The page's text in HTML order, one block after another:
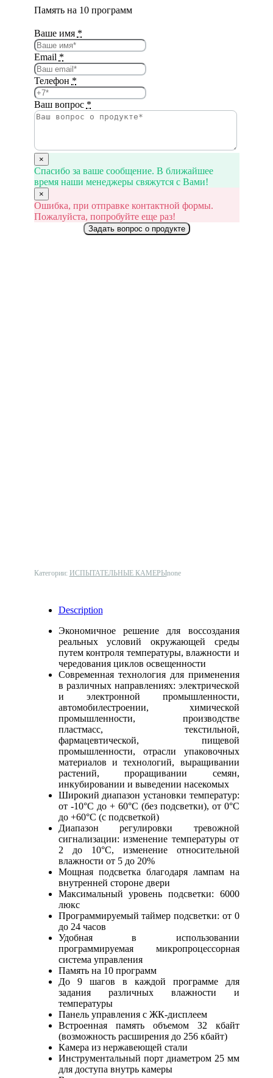
Память на 10 программ
Ваше имя *
Email *
Телефон *
Ваш вопрос *
×
Спасибо за ваше сообщение. В ближайшее
время наши менеджеры свяжутся с Вами!
×
Ошибка, при отправке контактной формы.
Пожалуйста, попробуйте еще раз!
Задать вопрос о продукте
Категории: ИСПЫТАТЕЛЬНЫЕ КАМЕРЫnone
Description
Экономичное решение для воссоздания
реальных условий окружающей среды
путем контроля температуры, влажности и
чередования циклов освещенности
Современная технология для применения
в различных направлениях: электрической
и электронной промышленности,
автомобилестроении, химической
промышленности, производстве
пластмасс, текстильной,
фармацевтической, пищевой
промышленности, отрасли упаковочных
материалов и технологий, выращивании
растений, проращивании семян,
инкубировании и выведении насекомых
Широкий диапазон установки температур:
от -10°С до + 60°С (без подсветки), от 0°С
до +60°С (с подсветкой)
Диапазон регулировки тревожной
сигнализации: изменение температуры от
2 до 10°С, изменение относительной
влажности от 5 до 20%
Мощная подсветка благодаря лампам на
внутренней стороне двери
Максимальный уровень подсветки: 6000
люкс
Программируемый таймер подсветки: от 0
до 24 часов
Удобная в использовании
программируемая микропроцессорная
система управления
Память на 10 программ
До 9 шагов в каждой программе для
задания различных влажности и
температуры
Панель управления с ЖК-дисплеем
Встроенная память объемом 32 кбайт
(возможность расширения до 256 кбайт)
Камера из нержавеющей стали
Инструментальный порт диаметром 25 мм
для доступа внутрь камеры